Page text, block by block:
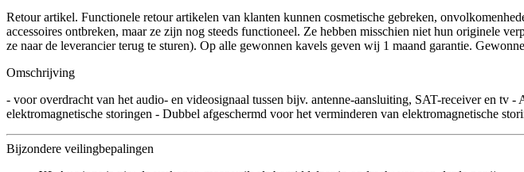
Retour artikel. Functionele retour artikelen van klanten kunnen cosmetische gebreken,
accessoires ontbreken, maar ze zijn nog steeds functioneel. Ze hebben misschien niet hun originele
ze naar de leverancier terug te sturen). Op alle gewonnen kavels geven wij 1 maand garantie.
Omschrijving
- voor overdracht van het audio- en videosignaal tussen bijv. antenne-aansluiting, SAT-receiver en
elektromagnetische storingen - Dubbel afgeschermd voor het verminderen van elektromagnetische
Bijzondere veilingbepalingen